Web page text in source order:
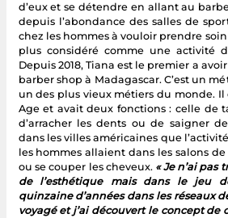
d’eux et se détendre en allant au
depuis l’abondance des salles de
chez les hommes à vouloir prendre soin
plus considéré comme une activité
Depuis 2018, Tiana est le premier a
barber shop à Madagascar. C’est un
un des plus vieux métiers du monde.
Age et avait deux fonctions : celle de
d’arracher les dents ou de saigner
dans les villes américaines que
les hommes allaient dans les salons
ou se couper les cheveux. « Je n’ai pas
de l’esthétique mais dans le jeu
quinzaine d’années dans les réseaux
voyagé et j’ai découvert le concept de